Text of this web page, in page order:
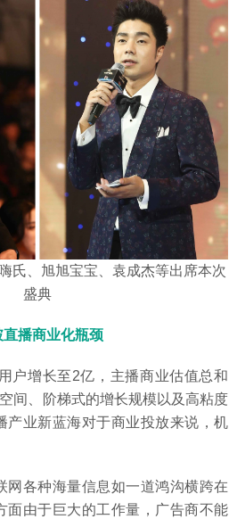
氏、旭旭宝宝、袁成杰等出席本次
盛典
播商业化瓶颈
户增长至2亿，主播商业估值总和
间、阶梯式的增长规模以及高粘度
产业新蓝海对于商业投放来说，机
网各种海量信息如一道鸿沟横跨在
面由于巨大的工作量，广告商不能